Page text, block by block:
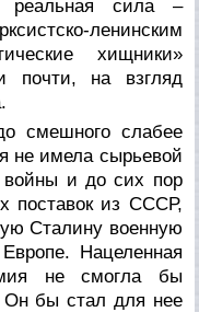
реальная сила –
ленинским
хищники»
почти, на взгляд
смешного слабее
не имела сырьевой
войны и до сих пор
поставок из СССР,
Сталину военную
Нацеленная
не смогла бы
Он бы стал для нее